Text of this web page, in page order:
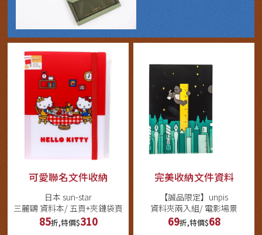
可愛聯名文件收納
日本 sun-star
三麗鷗 資料本/ 五頁+夾鏈袋頁
85折,特價$310
完美收納文件資料
【誠品限定】unpis
資料夾兩入組/ 電影場景
69折,特價$68